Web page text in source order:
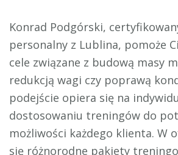
Konrad Podgórski,
personalny z Lublina, pomoże
cele związane z budową masy
redukcją wagi czy poprawą
podejście opiera się na
dostosowaniu treningów do
możliwości każdego klienta. W
się różnorodne pakiety